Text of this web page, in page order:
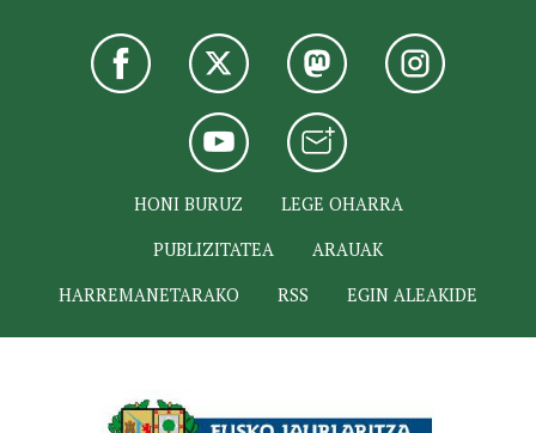
HONI BURUZ
LEGE OHARRA
PUBLIZITATEA
ARAUAK
HARREMANETARAKO
RSS EGIN ALEAKIDE